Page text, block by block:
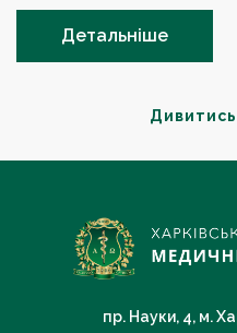
Дивитись
Детальніше
пр. Науки, 4, м.